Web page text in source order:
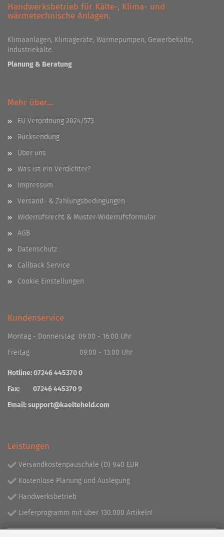
Handwerksbetrieb für Kälte-, Klima- und
wärmetechnische Anlagen.
Klimaanlagen, Klimageräte, Wärmepumpen, Gewerbekälte,
Industriekälte.
Planung & Beratung
Mehr über...
EU Verordnung 2024/573
Rücksendung
Über uns
Was ist ein Verdichter?
Impressum
Versand- & Zahlungsbedingungen
Widerrufsrecht & Muster-Widerrufsformular
AGB
Datenschutz
Callback Service
Cookie Einstellungen
Kundenservice
Montag - Donnerstag 09:00 - 16:00 Uhr
Freitag 09:00 - 13:00 Uhr
Hotline: 07246 445370 0
Fax: 07246 445370 9
Email:support@kaelteheld.com
Leistungen
Versandkostenpauschale (D) 9.40 EUR
Kostenlose Planung und Auslegung
Handwerksbetrieb
Lieferprogramm mit über 130.000 Artikeln!